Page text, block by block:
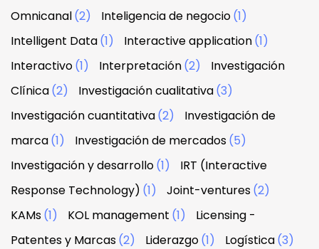
Omnicanal(2) Inteligencia de negocio(1)
Intelligent Data(1) Interactive application(1)
Interactivo(1) Interpretación(2)
Investigación
Clínica(2) Investigación cualitativa(3)
Investigación cuantitativa(2)
Investigación de
marca(1) Investigación de mercados(5)
Investigación y desarrollo(1)
IRT (Interactive
Response Technology) (1) Joint-ventures(2)
KAMs(1) KOL management (1)
Licensing -
Patentes y Marcas(2) Liderazgo(1) Logística(3)